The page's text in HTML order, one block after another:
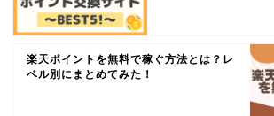
楽天ポイントを無料で稼ぐ方法とは？レ
ベル別にまとめてみた！